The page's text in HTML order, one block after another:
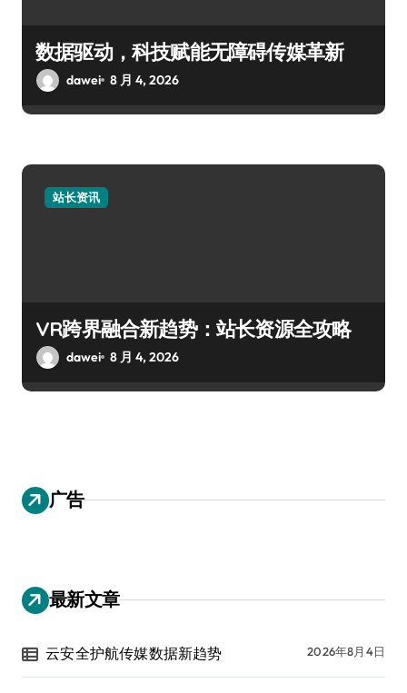
数据驱动，科技赋能无障碍传媒革新
dawei 8 月 4, 2026
站长资讯
VR跨界融合新趋势：站长资源全攻略
dawei 8 月 4, 2026
广告
最新文章
云安全护航传媒数据新趋势 2026年8月4日